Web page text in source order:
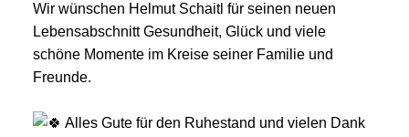
Wir wünschen Helmut Schaitl für seinen neuen
Lebensabschnitt Gesundheit, Glück und viele
schöne Momente im Kreise seiner Familie und
Freunde.
Alles Gute für den Ruhestand und vielen Dank